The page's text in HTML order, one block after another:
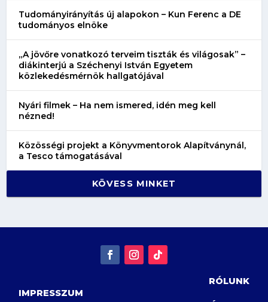
Tudományirányítás új alapokon – Kun Ferenc a DE
tudományos elnöke
„A jövőre vonatkozó terveim tiszták és világosak” –
diákinterjú a Széchenyi István Egyetem
közlekedésmérnök hallgatójával
Nyári filmek – Ha nem ismered, idén meg kell
nézned!
Közösségi projekt a Könyvmentorok Alapítványnál,
a Tesco támogatásával
KÖVESS MINKET
RÓLUNK
IMPRESSZUM